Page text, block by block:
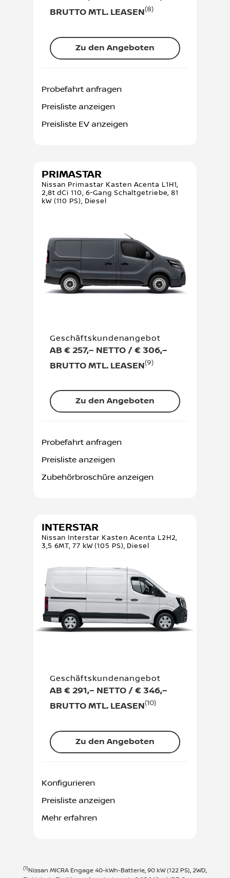
BRUTTO MTL. LEASEN(8)
Zu den Angeboten
Probefahrt anfragen
Preisliste anzeigen
Preisliste EV anzeigen
PRIMASTAR
Nissan Primastar Kasten Acenta L1H1,
2,8t dCi 110, 6-Gang Schaltgetriebe, 81
kW (110 PS), Diesel
Geschäftskundenangebot
AB € 257,– NETTO / € 306,–
BRUTTO MTL. LEASEN(9)
Zu den Angeboten
Probefahrt anfragen
Preisliste anzeigen
Zubehörbroschüre anzeigen
INTERSTAR
Nissan Interstar Kasten Acenta L2H2,
3,5 6MT, 77 kW (105 PS), Diesel
Geschäftskundenangebot
AB € 291,– NETTO / € 346,–
BRUTTO MTL. LEASEN(10)
Zu den Angeboten
Konfigurieren
Preisliste anzeigen
Mehr erfahren
(1)Nissan MICRA Engage 40-kWh-Batterie, 90 kW (122 PS), 2WD,